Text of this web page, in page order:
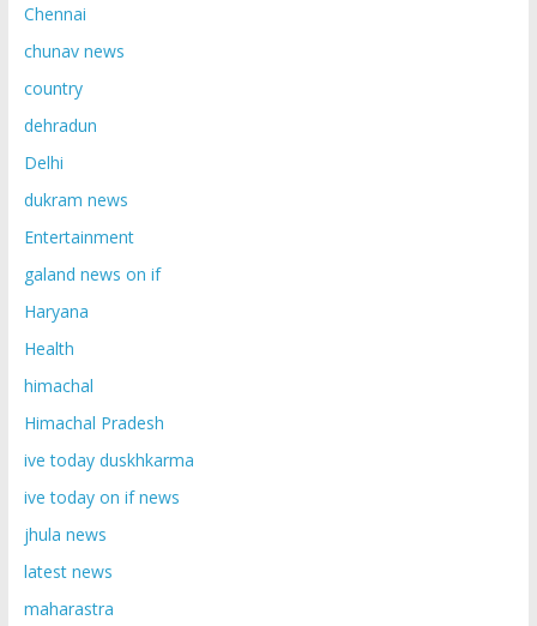
Chennai
chunav news
country
dehradun
Delhi
dukram news
Entertainment
galand news on if
Haryana
Health
himachal
Himachal Pradesh
ive today duskhkarma
ive today on if news
jhula news
latest news
maharastra